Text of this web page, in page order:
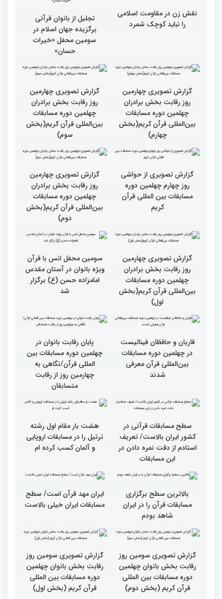
محفل قرآنی «خیرات
حسان»(بخش سوم)
گزارش تصویری سومین
محفل قرآنی «خیرات
حسان»(بخش دوم)
گزارش تصویری سومین
محفل قرآنی «خیرات
حسان»(بخش اول)
جزئیات پنجمین روز رقابت
بخش برادران مسابقات
بین‌المللی قرآن کریم
نقش زن در مقاومت اسلامی
را نباید کوچک شمرد
تجلیل از بانوان قرآنی
برگزیده جهان اسلام در
سومین محفل «خیرات
حسان»
گزارش تصویری چهارمین
روز رقابت بخش برادران
بین‌المللی قرآن کریم(بخش
چهارم)
گزارش تصویری چهارمین
روز رقابت بخش برادران
چهلمین دوره مسابقات
بین‌المللی قرآن کریم(بخش
سوم)
گزارش تصویری از حواشی
روز چهارم چهلمین دوره
مسابقات بین المللی قرآن
کریم
گزارش تصویری چهارمین
بین‌المللی قرآن کریم(بخش
دوم)
گزارش تصویری چهارمین
بین‌المللی قرآن کریم(بخش
اول)
سومین محفل انس با قرآن
ویژه بانوان در آستان مقدس
امامزاده حسن (ع) برگزار
شد
قاریان و حافظان فینالیست‌
در چهلمین دوره مسابقات
بین‌المللی قرآن معرفی
پایان رقابت بانوان در
المللی قرآن/نگاهی به
متسابقان
سطح مسابقات قرآنی در
استادم از دقت نمره دادن در
این مسابقات
هشت بار مقام اول رشته
و آلمان کسب کرده ام